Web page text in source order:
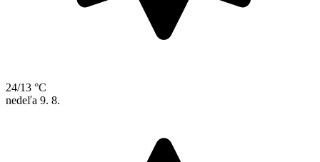
24/13 °C
nedeľa 9. 8.